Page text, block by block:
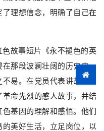
理想信念，明确了自己在
故事短片《永不褪色的英
那段波澜壮阔的历史中，
易。在党员代表讲故事、
命先烈的感人故事，并结
基因的理解和感悟。他们
美好生活，立足岗位，以